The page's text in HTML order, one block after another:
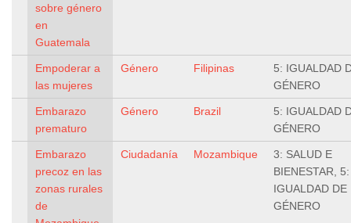
sobre género
en
Guatemala
Empoderar a
las mujeres
Género Filipinas
5: IGUALDAD
GÉNERO
Embarazo
prematuro
Género Brazil
5: IGUALDAD
GÉNERO
Embarazo
precoz en las
zonas rurales
de
Ciudadanía Mozambique
3: SALUD E
BIENESTAR, 5:
IGUALDAD DE
GÉNERO